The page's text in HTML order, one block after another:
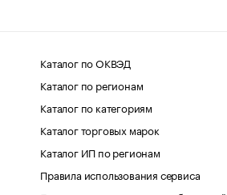
Каталог по ОКВЭД
Каталог по регионам
Каталог по категориям
Каталог торговых марок
Каталог ИП по регионам
Правила использования сервиса